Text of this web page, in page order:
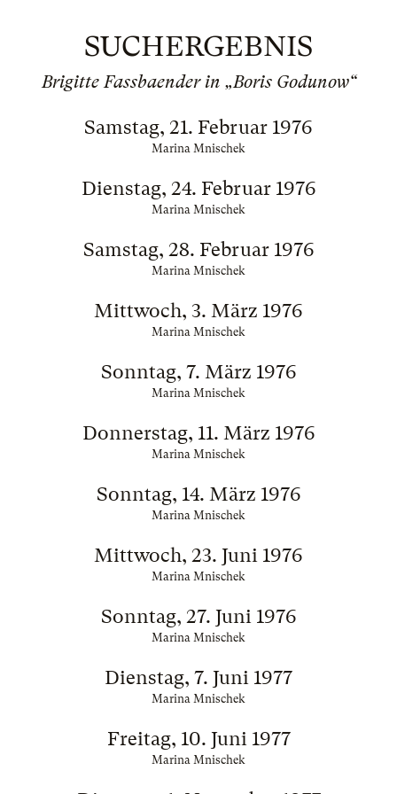
SUCHERGEBNIS
Brigitte Fassbaender in „Boris Godunow“
Samstag, 21. Februar 1976
Marina Mnischek
Dienstag, 24. Februar 1976
Marina Mnischek
Samstag, 28. Februar 1976
Marina Mnischek
Mittwoch, 3. März 1976
Marina Mnischek
Sonntag, 7. März 1976
Marina Mnischek
Donnerstag, 11. März 1976
Marina Mnischek
Sonntag, 14. März 1976
Marina Mnischek
Mittwoch, 23. Juni 1976
Marina Mnischek
Sonntag, 27. Juni 1976
Marina Mnischek
Dienstag, 7. Juni 1977
Marina Mnischek
Freitag, 10. Juni 1977
Marina Mnischek